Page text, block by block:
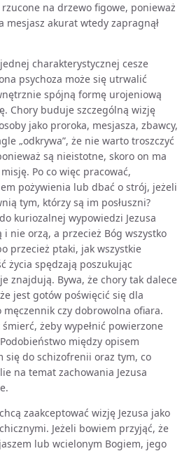
na drzewo figowe, ponieważ
mesjasz akurat wtedy zapragnął
charakterystycznej cesze
psychoza może się utrwalić
spójną formę urojeniową
Chory buduje szczególną wizję
jako proroka, mesjasza, zbawcy,
„odkrywa”, że nie warto troszczyć
są nieistotne, skoro on ma
Po co więc pracować,
pożywienia lub dbać o strój, jeżeli
tym, którzy są im posłuszni?
kuriozalnej wypowiedzi Jezusa
nie orzą, a przecież Bóg wszystko
przecież ptaki, jak wszystkie
życia spędzają poszukując
znajdują. Bywa, że chory tak dalece
jest gotów poświęcić się dla
czy dobrowolna ofiara.
żeby wypełnić powierzone
między opisem
się do schizofrenii oraz tym, co
na temat zachowania Jezusa
zaakceptować wizję Jezusa jako
Jeżeli bowiem przyjąć, że
lub wcielonym Bogiem, jego